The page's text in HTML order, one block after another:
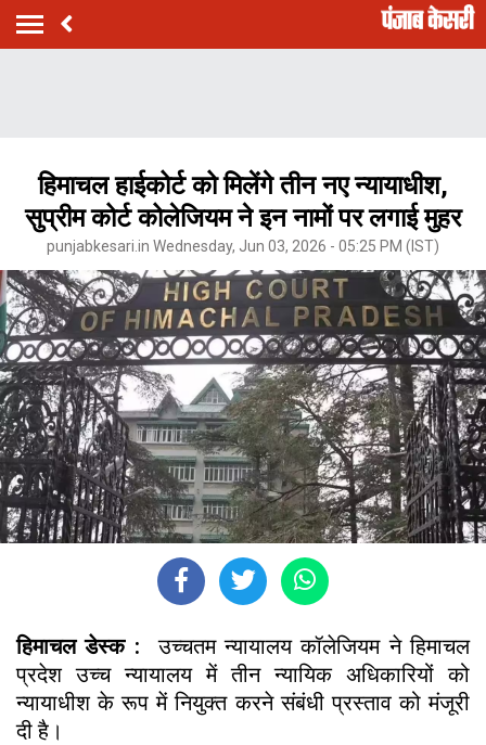
हिमाचल हाईकोर्ट को मिलेंगे तीन नए न्यायाधीश,
सुप्रीम कोर्ट कोलेजियम ने इन नामों पर लगाई मुहर
punjabkesari.in Wednesday, Jun 03, 2026 - 05:25 PM (IST)
हिमाचल डेस्क :
उच्चतम न्यायालय कॉलेजियम ने हिमाचल
प्रदेश उच्च न्यायालय में तीन न्यायिक अधिकारियों को
न्यायाधीश के रूप में नियुक्त करने संबंधी प्रस्ताव को मंजूरी
दी है।